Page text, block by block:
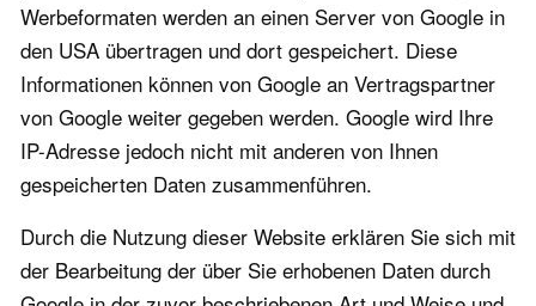
Werbeformaten werden an einen Server von Google in
den USA übertragen und dort gespeichert. Diese
Informationen können von Google an Vertragspartner
von Google weiter gegeben werden. Google wird Ihre
IP-Adresse jedoch nicht mit anderen von Ihnen
gespeicherten Daten zusammenführen.
Durch die Nutzung dieser Website erklären Sie sich mit
der Bearbeitung der über Sie erhobenen Daten durch